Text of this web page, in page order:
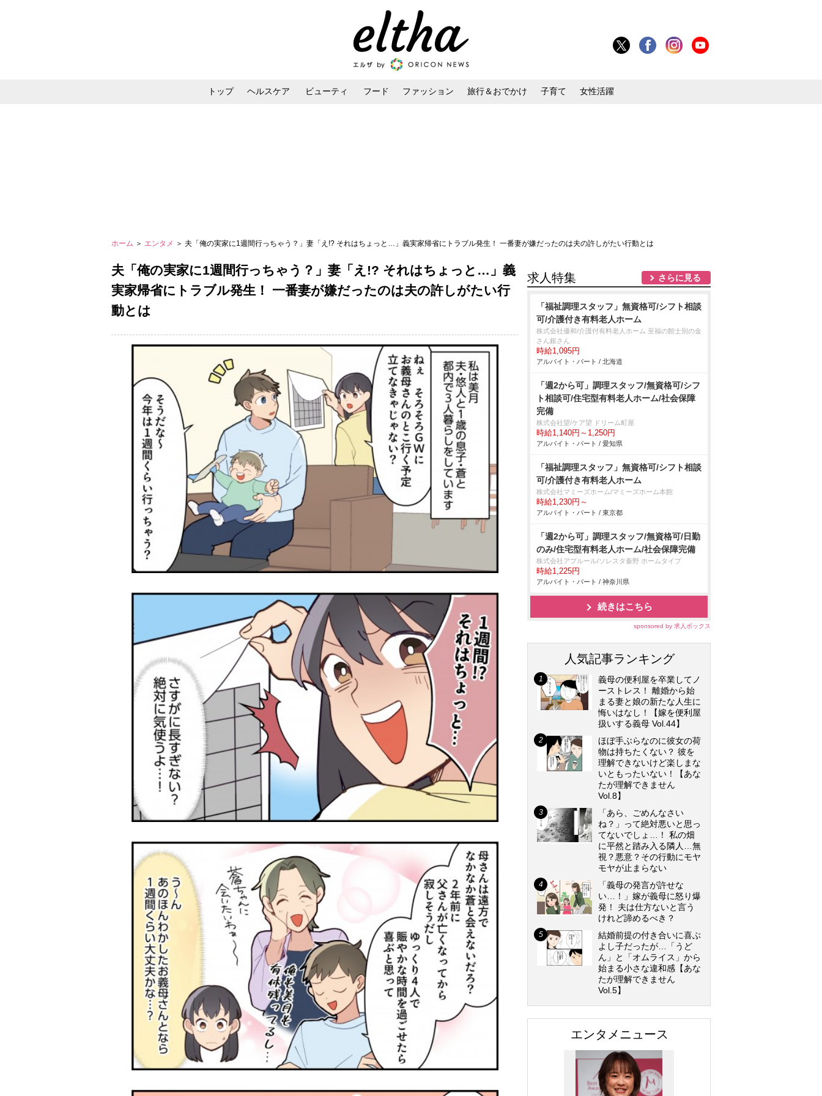
トップ ヘルスケア ビューティ フード ファッション 旅行＆おでかけ 子育て 女性活躍
ホーム ＞ エンタメ ＞ 夫「俺の実家に1週間行っちゃう？」妻「え!? それはちょっと…」義実家帰省にトラブル発生！ 一番妻が嫌だったのは夫の許しがたい行動とは
夫「俺の実家に1週間行っちゃう？」妻「え!? それはちょっと…」義
実家帰省にトラブル発生！ 一番妻が嫌だったのは夫の許しがたい行
動とは
求人特集 さらに見る
「福祉調理スタッフ」無資格可/シフト相談
可/介護付き有料老人ホーム
株式会社優和/介護付有料老人ホーム 至福の館士別の金
さん銀さん
時給1,095円
アルバイト・パート / 北海道
「週2から可」調理スタッフ/無資格可/シフ
ト相談可/住宅型有料老人ホーム/社会保障
完備
株式会社望/ケア望 ドリーム町屋
時給1,140円～1,250円
アルバイト・パート / 愛知県
「福祉調理スタッフ」無資格可/シフト相談
可/介護付き有料老人ホーム
株式会社マミーズホーム/マミーズホーム本館
時給1,230円～
アルバイト・パート / 東京都
「週2から可」調理スタッフ/無資格可/日勤
のみ/住宅型有料老人ホーム/社会保障完備
株式会社アプルール/ソレスタ秦野 ホームタイプ
時給1,225円
アルバイト・パート / 神奈川県
続きはこちら
sponsored by 求人ボックス
人気記事ランキング
義母の便利屋を卒業してノ
ーストレス！ 離婚から始
まる妻と娘の新たな人生に
悔いはなし！【嫁を便利屋
扱いする義母 Vol.44】
ほぼ手ぶらなのに彼女の荷
物は持ちたくない？ 彼を
理解できないけど楽しまな
いともったいない！【あな
たが理解できません
Vol.8】
「あら、ごめんなさい
ね？」って絶対悪いと思っ
てないでしょ…！ 私の畑
に平然と踏み入る隣人…無
視？悪意？その行動にモヤ
モヤが止まらない
「義母の発言が許せな
い…！」嫁が義母に怒り爆
発！ 夫は仕方ないと言う
けれど諦めるべき？
結婚前提の付き合いに喜ぶ
よし子だったが…「うど
ん」と「オムライス」から
始まる小さな違和感【あな
たが理解できません
Vol.5】
エンタメニュース